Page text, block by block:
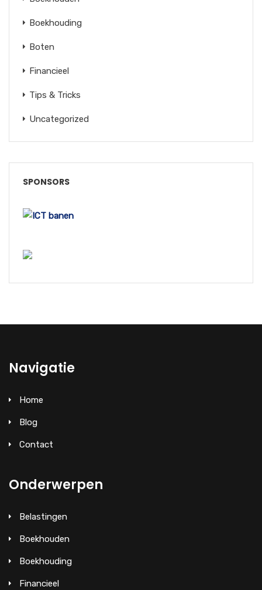
Boekhouding
Boten
Financieel
Tips & Tricks
Uncategorized
SPONSORS
Navigatie
Home
Blog
Contact
Onderwerpen
Belastingen
Boekhouden
Boekhouding
Financieel